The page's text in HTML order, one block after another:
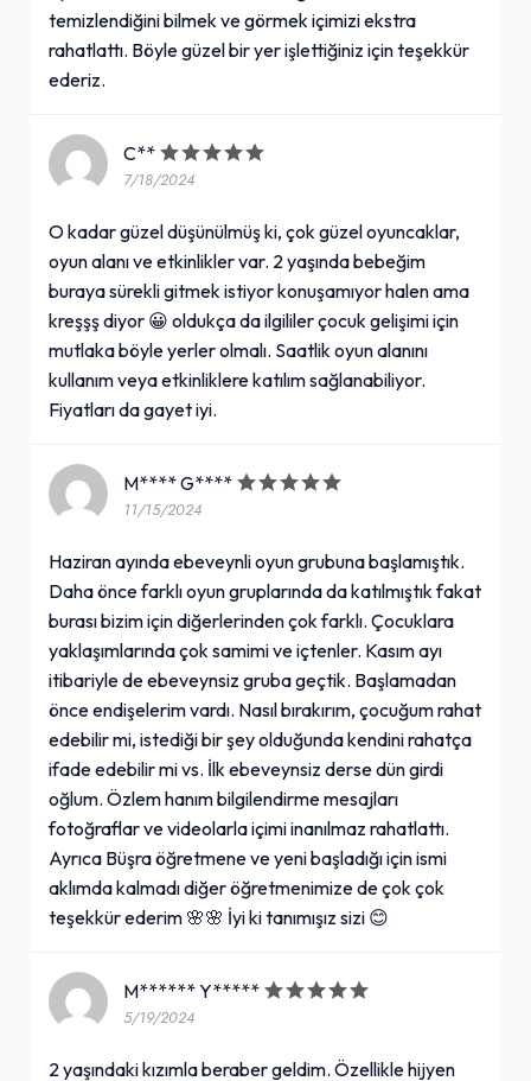
temizlendiğini bilmek ve görmek içimizi ekstra
rahatlattı. Böyle güzel bir yer işlettiğiniz için teşekkür
ederiz.
C**
7/18/2024
O kadar güzel düşünülmüş ki, çok güzel oyuncaklar,
oyun alanı ve etkinlikler var. 2 yaşında bebeğim
buraya sürekli gitmek istiyor konuşamıyor halen ama
kreşşş diyor 😀 oldukça da ilgililer çocuk gelişimi için
mutlaka böyle yerler olmalı. Saatlik oyun alanını
kullanım veya etkinliklere katılım sağlanabiliyor.
Fiyatları da gayet iyi.
M**** G****
11/15/2024
Haziran ayında ebeveynli oyun grubuna başlamıştık.
Daha önce farklı oyun gruplarında da katılmıştık fakat
burası bizim için diğerlerinden çok farklı. Çocuklara
yaklaşımlarında çok samimi ve içtenler. Kasım ayı
itibariyle de ebeveynsiz gruba geçtik. Başlamadan
önce endişelerim vardı. Nasıl bırakırım, çocuğum rahat
edebilir mi, istediği bir şey olduğunda kendini rahatça
ifade edebilir mi vs. İlk ebeveynsiz derse dün girdi
oğlum. Özlem hanım bilgilendirme mesajları
fotoğraflar ve videolarla içimi inanılmaz rahatlattı.
Ayrıca Büşra öğretmene ve yeni başladığı için ismi
aklımda kalmadı diğer öğretmenimize de çok çok
teşekkür ederim 🌸🌸 İyi ki tanımışız sizi 😊
M****** Y*****
5/19/2024
2 yaşındaki kızımla beraber geldim. Özellikle hijyen